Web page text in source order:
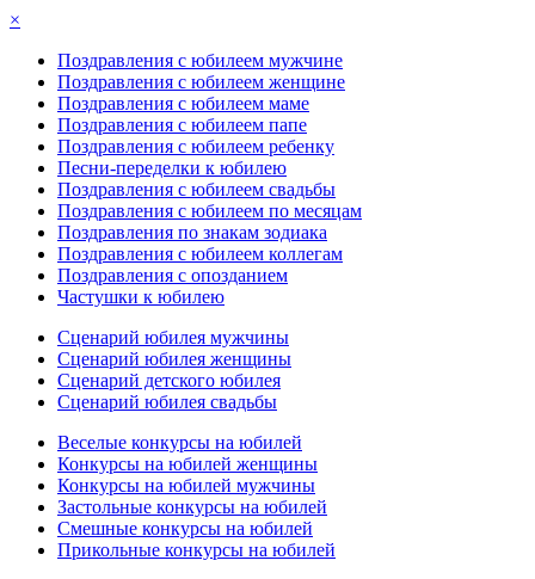
×
Поздравления с юбилеем мужчине
Поздравления с юбилеем женщине
Поздравления с юбилеем маме
Поздравления с юбилеем папе
Поздравления с юбилеем ребенку
Песни-переделки к юбилею
Поздравления с юбилеем свадьбы
Поздравления с юбилеем по месяцам
Поздравления по знакам зодиака
Поздравления с юбилеем коллегам
Поздравления с опозданием
Частушки к юбилею
Сценарий юбилея мужчины
Сценарий юбилея женщины
Сценарий детского юбилея
Сценарий юбилея свадьбы
Веселые конкурсы на юбилей
Конкурсы на юбилей женщины
Конкурсы на юбилей мужчины
Застольные конкурсы на юбилей
Смешные конкурсы на юбилей
Прикольные конкурсы на юбилей